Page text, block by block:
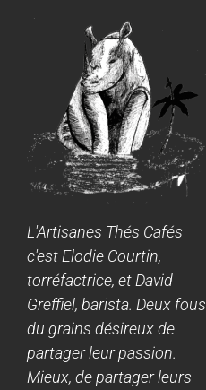
L'Artisanes Thés Cafés
c'est Elodie Courtin,
torréfactrice, et David
Greffiel, barista. Deux fous
du grains désireux de
partager leur passion.
Mieux, de partager leurs